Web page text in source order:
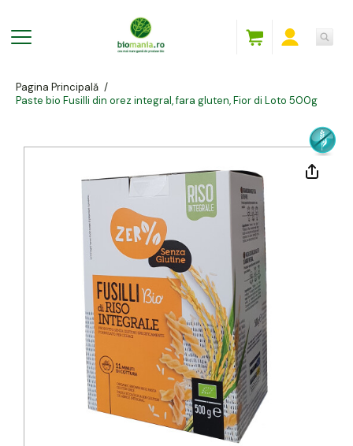
Pagina Principală /
Paste bio Fusilli din orez integral, fara gluten, Fior di Loto 500g